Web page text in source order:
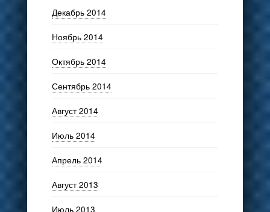
Декабрь 2014
Ноябрь 2014
Октябрь 2014
Сентябрь 2014
Август 2014
Июль 2014
Апрель 2014
Август 2013
Июль 2013